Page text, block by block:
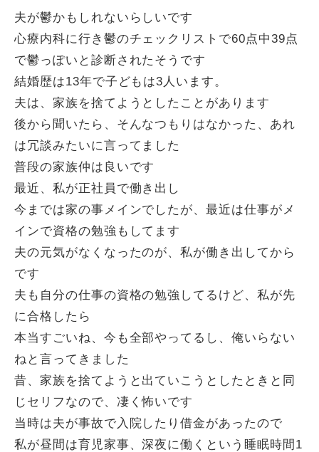
夫が鬱かもしれないらしいです
心療内科に行き鬱のチェックリストで60点中39点
で鬱っぽいと診断されたそうです
結婚歴は13年で子どもは3人います。
夫は、家族を捨てようとしたことがあります
後から聞いたら、そんなつもりはなかった、あれ
は冗談みたいに言ってました
普段の家族仲は良いです
最近、私が正社員で働き出し
今までは家の事メインでしたが、最近は仕事がメ
インで資格の勉強もしてます
夫の元気がなくなったのが、私が働き出してから
です
夫も自分の仕事の資格の勉強してるけど、私が先
に合格したら
本当すごいね、今も全部やってるし、俺いらない
ねと言ってきました
昔、家族を捨てようと出ていこうとしたときと同
じセリフなので、凄く怖いです
当時は夫が事故で入院したり借金があったので
私が昼間は育児家事、深夜に働くという睡眠時間1